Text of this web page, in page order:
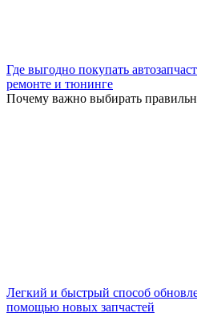
Где выгодно покупать
ремонте и тюнинге
Почему важно выбирать
Легкий и быстрый способ
помощью новых запчастей